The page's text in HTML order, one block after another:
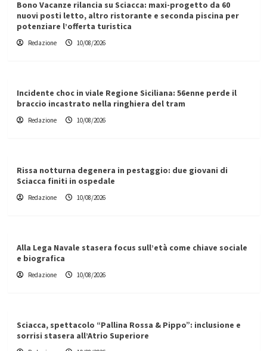
Bono Vacanze rilancia su Sciacca: maxi-progetto da 60
nuovi posti letto, altro ristorante e seconda piscina per
potenziare l’offerta turistica
Redazione 10/08/2026
Incidente choc in viale Regione Siciliana: 56enne perde il
braccio incastrato nella ringhiera del tram
Redazione 10/08/2026
Rissa notturna degenera in pestaggio: due giovani di
Sciacca finiti in ospedale
Redazione 10/08/2026
Alla Lega Navale stasera focus sull’età come chiave sociale
e biografica
Redazione 10/08/2026
Sciacca, spettacolo “Pallina Rossa & Pippo”: inclusione e
sorrisi stasera all’Atrio Superiore